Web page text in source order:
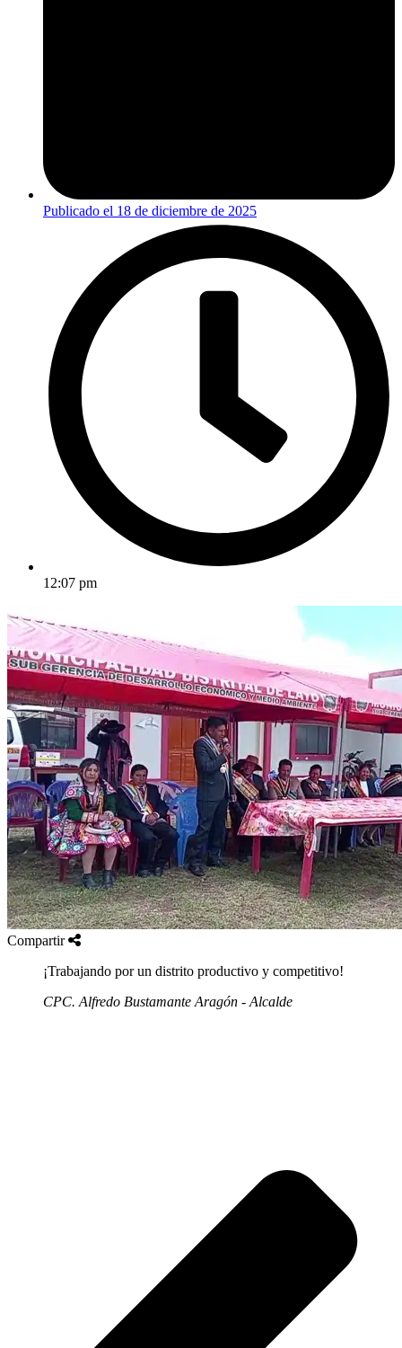
Publicado el 18 de diciembre de 2025
12:07 pm
Compartir
¡Trabajando por un distrito productivo y competitivo!
CPC. Alfredo Bustamante Aragón - Alcalde